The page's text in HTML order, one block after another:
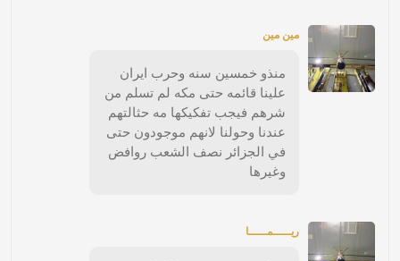
مين مين
منذو خمسين سنه وحرب ايران
علينا قائمه حتى مكه لم تسلم من
شرهم فيجب تفكيكها مه حثالتهم
عندنا وحولنا لانهم موجودون حتى
في الجزائر نصف الشعب روافض
وغيرها
ريـــــمـــــا